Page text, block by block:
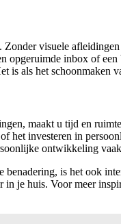
visuele
opgeruimde inbox of
is als het schoonmaken
maakt u tijd en
het investeren in
ontwikkeling
is het ook
in je huis. Voor meer